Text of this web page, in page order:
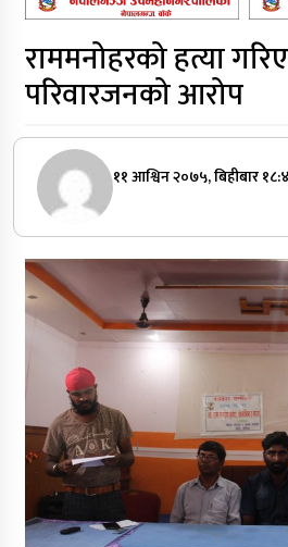
राममनोहरको हत्या
परिवारजनको आरोप
११ आश्विन २०७५, बिहीबार